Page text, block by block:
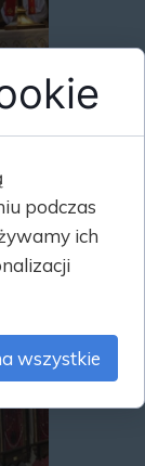
podczas
ich
wszystkie